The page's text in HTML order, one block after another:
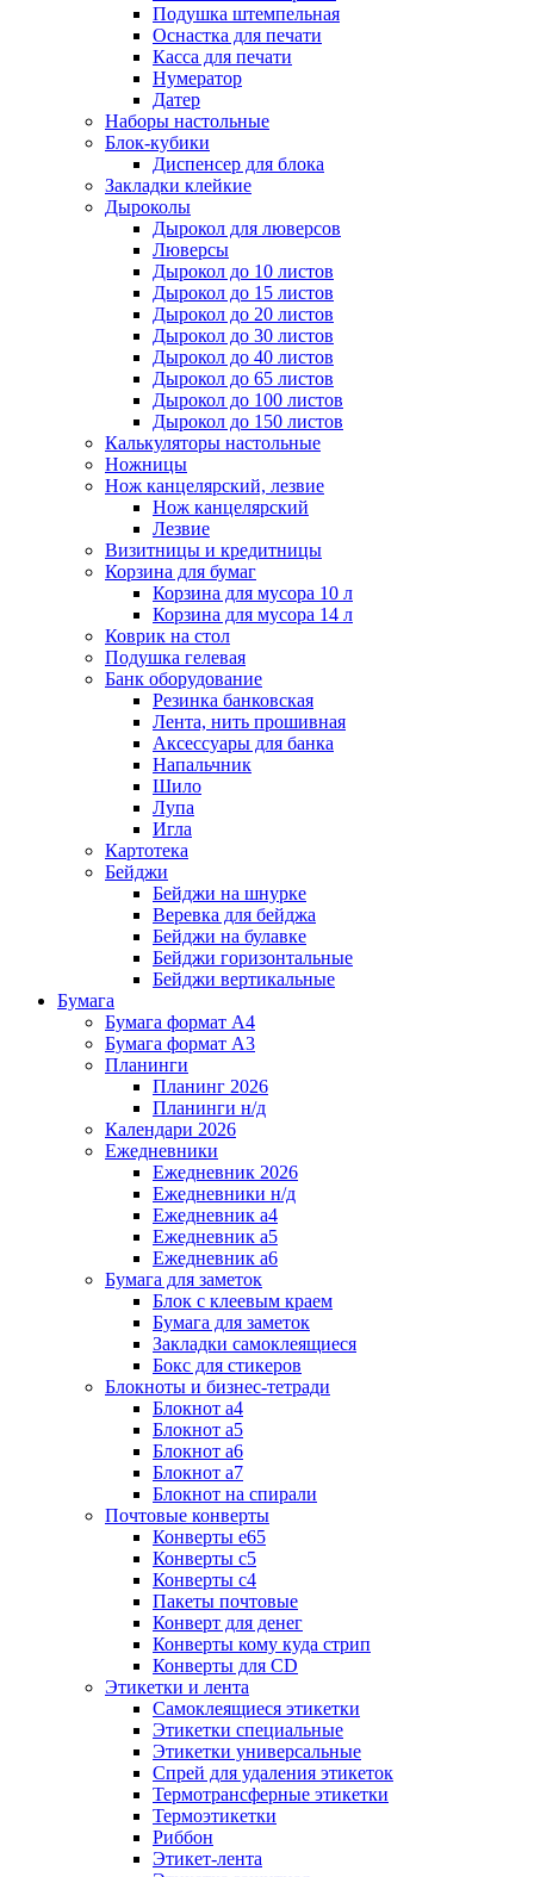
Подушка штемпельная
Оснастка для печати
Касса для печати
Нумератор
Датер
Наборы настольные
Блок-кубики
Диспенсер для блока
Закладки клейкие
Дыроколы
Дырокол для люверсов
Люверсы
Дырокол до 10 листов
Дырокол до 15 листов
Дырокол до 20 листов
Дырокол до 30 листов
Дырокол до 40 листов
Дырокол до 65 листов
Дырокол до 100 листов
Дырокол до 150 листов
Калькуляторы настольные
Ножницы
Нож канцелярский, лезвие
Нож канцелярский
Лезвие
Визитницы и кредитницы
Корзина для бумаг
Корзина для мусора 10 л
Корзина для мусора 14 л
Коврик на стол
Подушка гелевая
Банк оборудование
Резинка банковская
Лента, нить прошивная
Аксессуары для банка
Напальчник
Шило
Лупа
Игла
Картотека
Бейджи
Бейджи на шнурке
Веревка для бейджа
Бейджи на булавке
Бейджи горизонтальные
Бейджи вертикальные
Бумага
Бумага формат А4
Бумага формат А3
Планинги
Планинг 2026
Планинги н/д
Календари 2026
Ежедневники
Ежедневник 2026
Ежедневники н/д
Ежедневник а4
Ежедневник а5
Ежедневник а6
Бумага для заметок
Блок с клеевым краем
Бумага для заметок
Закладки самоклеящиеся
Бокс для стикеров
Блокноты и бизнес-тетради
Блокнот а4
Блокнот а5
Блокнот а6
Блокнот а7
Блокнот на спирали
Почтовые конверты
Конверты е65
Конверты с5
Конверты с4
Пакеты почтовые
Конверт для денег
Конверты кому куда стрип
Конверты для CD
Этикетки и лента
Самоклеящиеся этикетки
Этикетки специальные
Этикетки универсальные
Спрей для удаления этикеток
Термотрансферные этикетки
Термоэтикетки
Риббон
Этикет-лента